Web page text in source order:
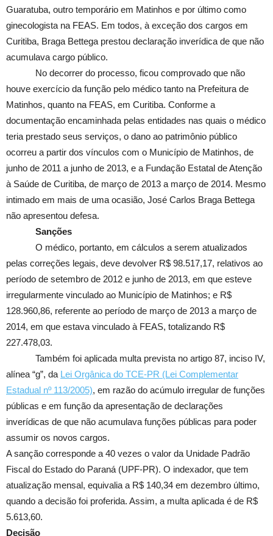
Guaratuba, outro temporário em Matinhos e por último como
ginecologista na FEAS. Em todos, à exceção dos cargos em
Curitiba, Braga Bettega prestou declaração inverídica de que não
acumulava cargo público.
No decorrer do processo, ficou comprovado que não
houve exercício da função pelo médico tanto na Prefeitura de
Matinhos, quanto na FEAS, em Curitiba. Conforme a
documentação encaminhada pelas entidades nas quais o médico
teria prestado seus serviços, o dano ao patrimônio público
ocorreu a partir dos vínculos com o Município de Matinhos, de
junho de 2011 a junho de 2013, e a Fundação Estatal de Atenção
à Saúde de Curitiba, de março de 2013 a março de 2014. Mesmo
intimado em mais de uma ocasião, José Carlos Braga Bettega
não apresentou defesa.
Sanções
O médico, portanto, em cálculos a serem atualizados
pelas correções legais, deve devolver R$ 98.517,17, relativos ao
período de setembro de 2012 e junho de 2013, em que esteve
irregularmente vinculado ao Município de Matinhos; e R$
128.960,86, referente ao período de março de 2013 a março de
2014, em que estava vinculado à FEAS, totalizando R$
227.478,03.
Também foi aplicada multa prevista no artigo 87, inciso IV,
alínea “g”, da Lei Orgânica do TCE-PR (Lei Complementar
Estadual nº 113/2005), em razão do acúmulo irregular de funções
públicas e em função da apresentação de declarações
inverídicas de que não acumulava funções públicas para poder
assumir os novos cargos.
A sanção corresponde a 40 vezes o valor da Unidade Padrão
Fiscal do Estado do Paraná (UPF-PR). O indexador, que tem
atualização mensal, equivalia a R$ 140,34 em dezembro último,
quando a decisão foi proferida. Assim, a multa aplicada é de R$
5.613,60.
Decisão